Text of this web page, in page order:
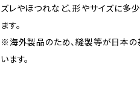
ズレやほつれなど、形やサイズに多
ます。
※海外製品のため、縫製等が日本
います。